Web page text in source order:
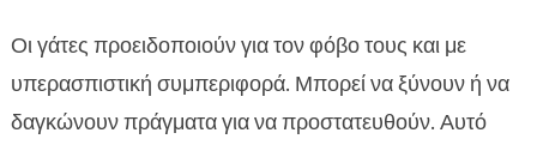
Οι γάτες προειδοποιούν για τον φόβο τους και με
υπερασπιστική συμπεριφορά. Μπορεί να ξύνουν ή να
δαγκώνουν πράγματα για να προστατευθούν. Αυτό